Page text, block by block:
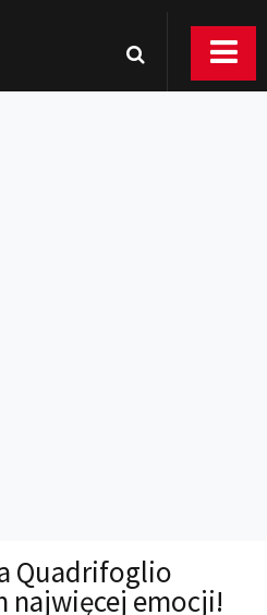
Quadrifoglio
najwięcej emocji!